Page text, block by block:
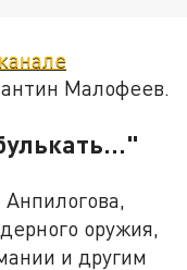
Малофеев.
оружия,
и другим